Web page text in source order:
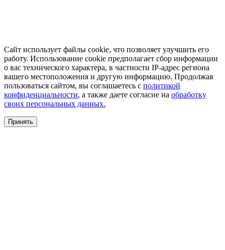
Сайт использует файлы cookie, что позволяет улучшить его
работу. Использование cookie предполагает сбор информации
о вас технического характера, в частности IP-адрес региона
вашего местоположения и другую информацию. Продолжая
пользоваться сайтом, вы соглашаетесь с политикой
конфиденциальности, а также даете согласие на обработку
своих персональных данных.
Принять